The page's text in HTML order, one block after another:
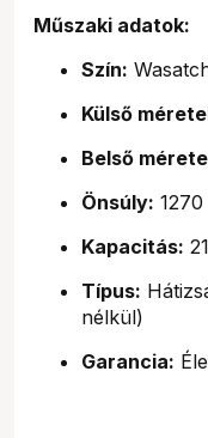
Műszaki adatok:
Szín:
Külső
Belső
Önsúly: 1270
Kapacitás:
Típus:
nélkül)
Garancia: